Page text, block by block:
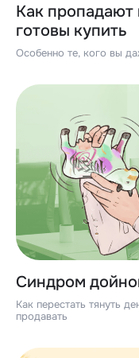
Как пропадают
готовы купить
Особенно те, кого вы
Синдром
Как перестать тянуть
продавать